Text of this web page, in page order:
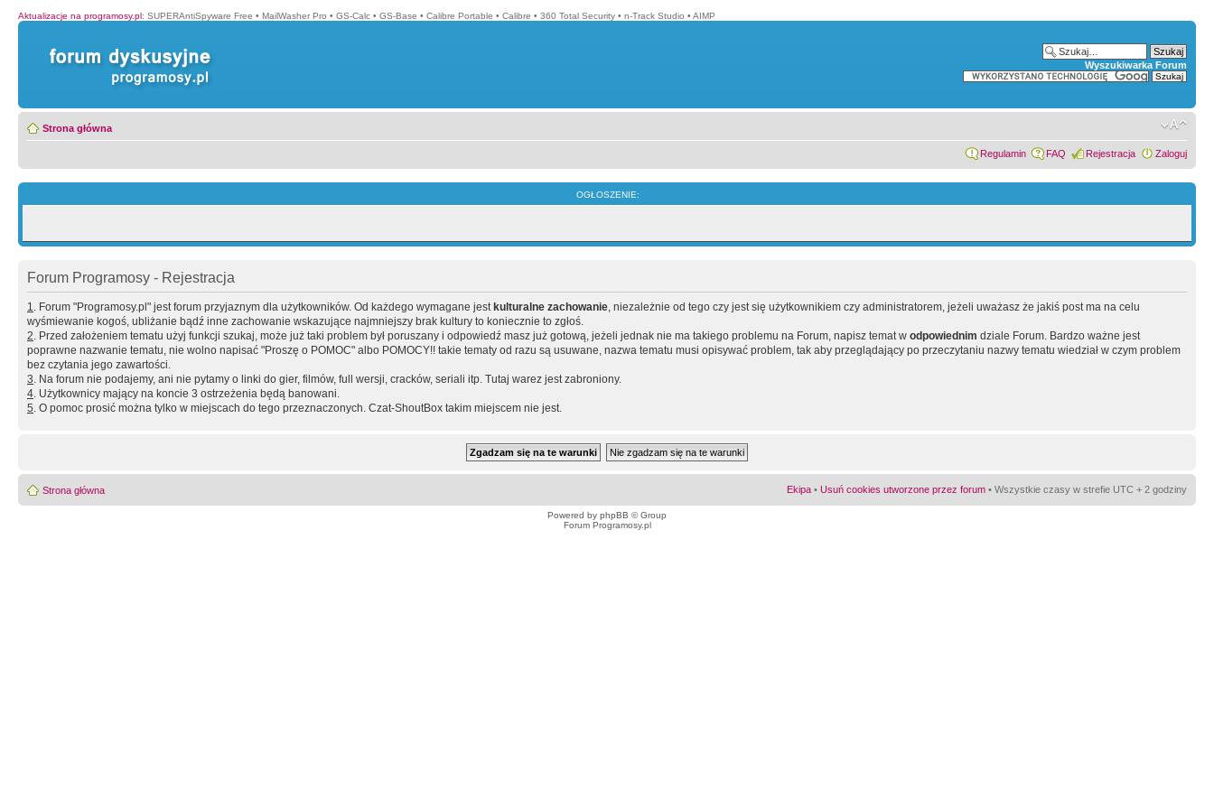
Aktualizacje na programosy.pl: SUPERAntiSpyware Free • MailWasher Pro • GS-Calc • GS-Base • Calibre Portable • Calibre • 360 Total Security • n-Track Studio • AIMP
Wyszukiwarka Forum
Strona główna
Regulamin FAQ Rejestracja Zaloguj
OGŁOSZENIE:
Forum Programosy - Rejestracja
1. Forum "Programosy.pl" jest forum przyjaznym dla użytkowników. Od każdego wymagane jest kulturalne zachowanie, niezależnie od tego czy jest się użytkownikiem czy administratorem, jeżeli uważasz że jakiś post ma na celu
wyśmiewanie kogoś, ubliżanie bądź inne zachowanie wskazujące najmniejszy brak kultury to koniecznie to zgłoś.
2. Przed założeniem tematu użyj funkcji szukaj, może już taki problem był poruszany i odpowiedź masz już gotową, jeżeli jednak nie ma takiego problemu na Forum, napisz temat w odpowiednim dziale Forum. Bardzo ważne jest
poprawne nazwanie tematu, nie wolno napisać "Proszę o POMOC" albo POMOCY!! takie tematy od razu są usuwane, nazwa tematu musi opisywać problem, tak aby przeglądający po przeczytaniu nazwy tematu wiedział w czym problem
bez czytania jego zawartości.
3. Na forum nie podajemy, ani nie pytamy o linki do gier, filmów, full wersji, cracków, seriali itp. Tutaj warez jest zabroniony.
4. Użytkownicy mający na koncie 3 ostrzeżenia będą banowani.
5. O pomoc prosić można tylko w miejscach do tego przeznaczonych. Czat-ShoutBox takim miejscem nie jest.
Strona główna Ekipa • Usuń cookies utworzone przez forum • Wszystkie czasy w strefie UTC + 2 godziny
Powered by phpBB © Group
Forum Programosy.pl